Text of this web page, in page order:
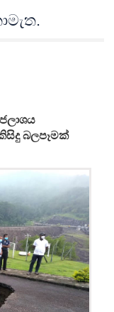
බලපෑමක්